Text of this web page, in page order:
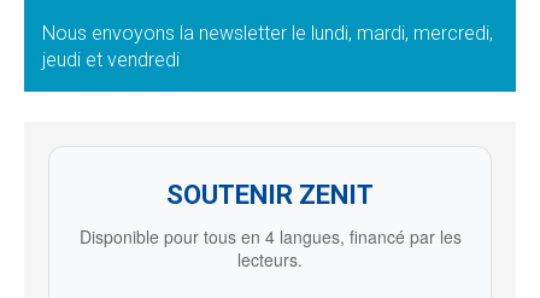
Nous envoyons la newsletter le lundi, mardi, mercredi,
jeudi et vendredi
SOUTENIR ZENIT
Disponible pour tous en 4 langues, financé par les
lecteurs.